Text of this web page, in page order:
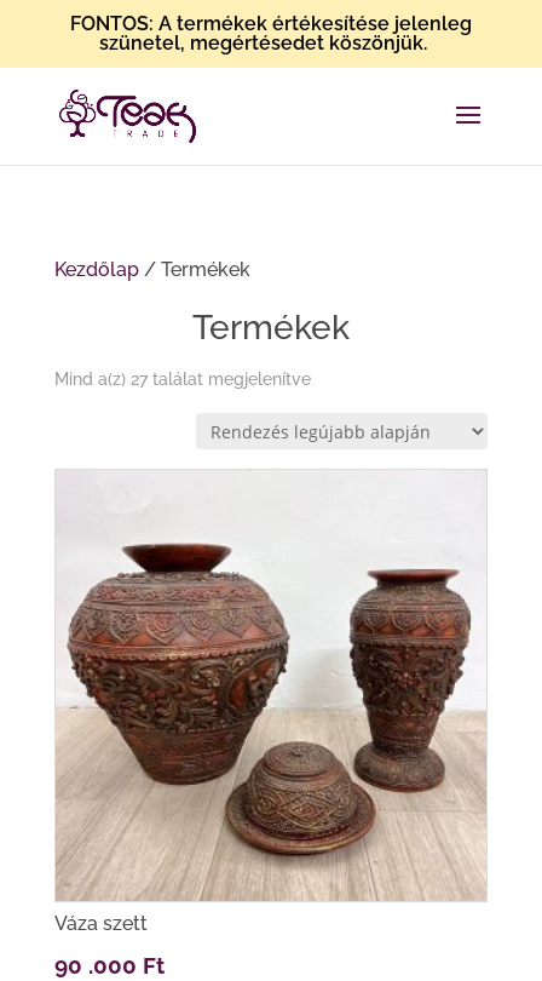
FONTOS: A termékek értékesítése jelenleg
szünetel, megértésedet köszönjük.
Kezdőlap/ Termékek
Termékek
Mind a(z) 27 találat megjelenítveSorted
latest
Váza szett
90 .000 Ft